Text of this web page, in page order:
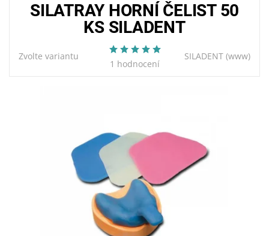
SILATRAY HORNÍ ČELIST 50
KS SILADENT
Zvolte variantu
1 hodnocení
SILADENT (www)